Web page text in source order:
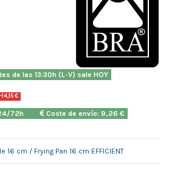
de las 13:30h (L-V) sale HOY
-14,15 €
24/72h Coste de envío: 9,26 €
16 cm / Frying Pan 16 cm EFFICIENT